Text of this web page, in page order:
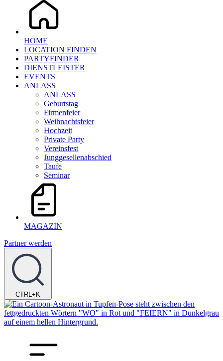
HOME
LOCATION FINDEN
PARTYFINDER
DIENSTLEISTER
EVENTS
ANLASS
ANLASS
Geburtstag
Firmenfeier
Weihnachtsfeier
Hochzeit
Private Party
Vereinsfest
Junggesellenabschied
Taufe
Seminar
MAGAZIN
Partner werden
CTRL+K